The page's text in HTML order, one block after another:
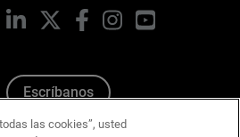
LinkedIn FacebookInstagramYouTube
Escríbanos
las cookies”, usted